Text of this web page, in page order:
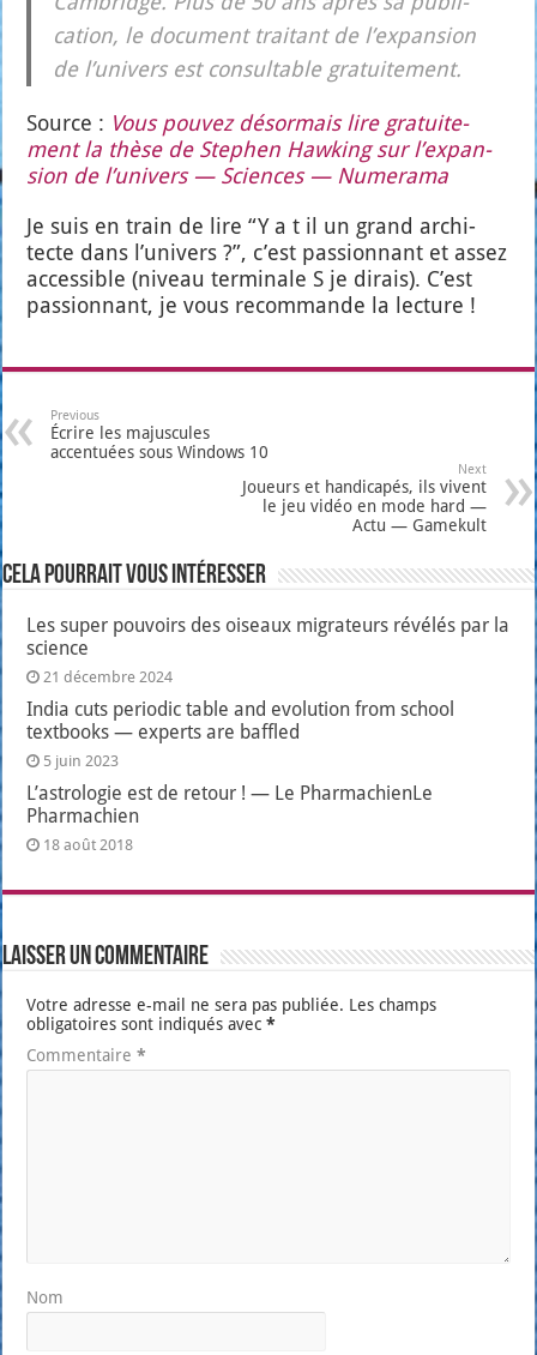
ca­tion, le docu­ment trai­tant de l’ex­pan­sion
de l’u­ni­vers est consul­table gra­tui­te­ment.
Source : Vous pou­vez désor­mais lire gra­tui­te­
ment la thèse de Ste­phen Haw­king sur l’ex­pan­
sion de l’u­ni­vers — Sciences — Nume­ra­ma
Je suis en train de lire “Y a t il un grand archi­
tecte dans l’u­ni­vers ?”, c’est pas­sion­nant et assez
acces­sible (niveau ter­mi­nale S je dirais). C’est
pas­sion­nant, je vous recom­mande la lec­ture !
Previous
Écrire les majuscules
accentuées sous Windows 10
Next
Joueurs et handicapés, ils vivent
le jeu vidéo en mode hard —
Actu — Gamekult
Cela pourrait vous intéresser
Les super pouvoirs des oiseaux migrateurs révélés par la
science
21 décembre 2024
India cuts periodic table and evolution from school
textbooks — experts are baffled
5 juin 2023
L’astrologie est de retour ! — Le PharmachienLe
Pharmachien
18 août 2018
Laisser un commentaire
Votre adresse e-mail ne sera pas publiée. Les champs
obligatoires sont indiqués avec*
Commentaire*
Nom